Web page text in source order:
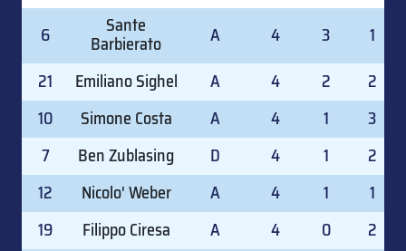
GIOCATORE
6 Sante
Barbierato A 4 3
1
21
Emiliano Sighel A 4 2
2
10
Simone Costa A 4 1
3
7
Ben Zublasing D 4 1
2
12
Nicolo' Weber A 4 1
1
19
Filippo Ciresa A 4 0
2